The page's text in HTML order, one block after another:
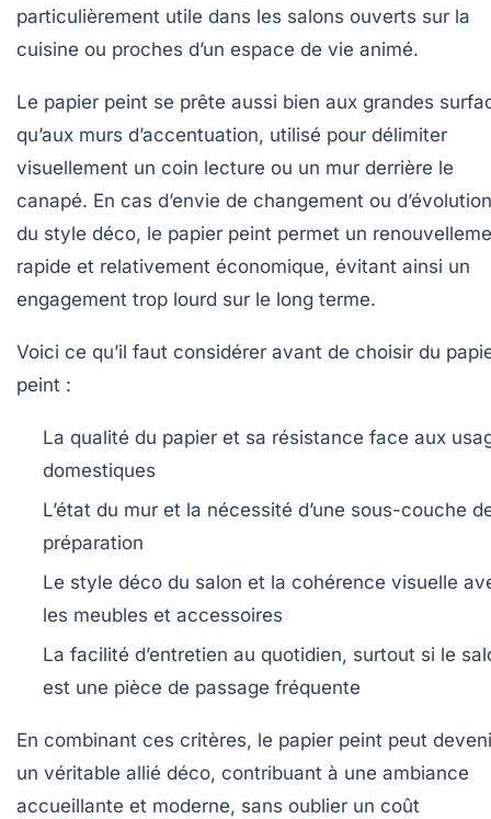
particulièrement utile dans les salons ouverts sur la
cuisine ou proches d’un espace de vie animé.
Le papier peint se prête aussi bien aux grandes
qu’aux murs d’accentuation, utilisé pour délimiter
visuellement un coin lecture ou un mur derrière le
canapé. En cas d’envie de changement ou d’évolution
du style déco, le papier peint permet un
rapide et relativement économique, évitant ainsi un
engagement trop lourd sur le long terme.
Voici ce qu’il faut considérer avant de choisir du
peint :
La qualité du papier et sa résistance face aux
domestiques
L’état du mur et la nécessité d’une sous-couche
préparation
Le style déco du salon et la cohérence visuelle
les meubles et accessoires
La facilité d’entretien au quotidien, surtout si le
est une pièce de passage fréquente
En combinant ces critères, le papier peint peut
un véritable allié déco, contribuant à une ambiance
accueillante et moderne, sans oublier un coût